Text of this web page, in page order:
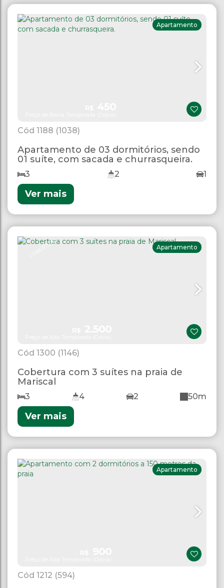
1188 (1038)
Apartamento
Apartamento de 03 dormitórios, sendo
01 suíte, com sacada e churrasqueira.
3 2 1
Ver mais
COBERTURA
1300 (1146)
Apartamento
Cobertura com 3 suítes na praia de
Mariscal
3 4 2 50m
Ver mais
1212 (594)
Apartamento